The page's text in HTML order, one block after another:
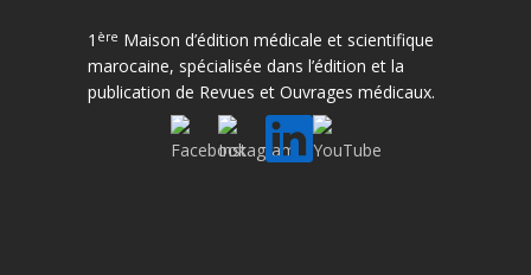
1 ère Maison d’édition médicale et scientifique
marocaine, spécialisée dans l’édition et la
publication de Revues et Ouvrages médicaux.